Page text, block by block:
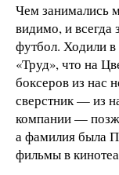
Чем занимались
видимо, и
футбол. Ходили
«Труд», что на
боксеров из нас
сверстник — из
компании —
а фамилия была
фильмы в